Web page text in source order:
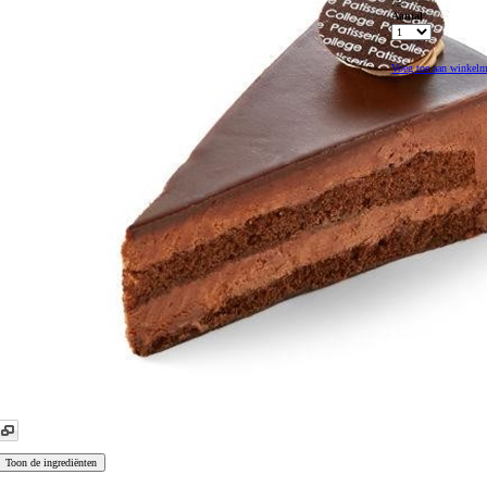
Aantal
Voeg toe aan